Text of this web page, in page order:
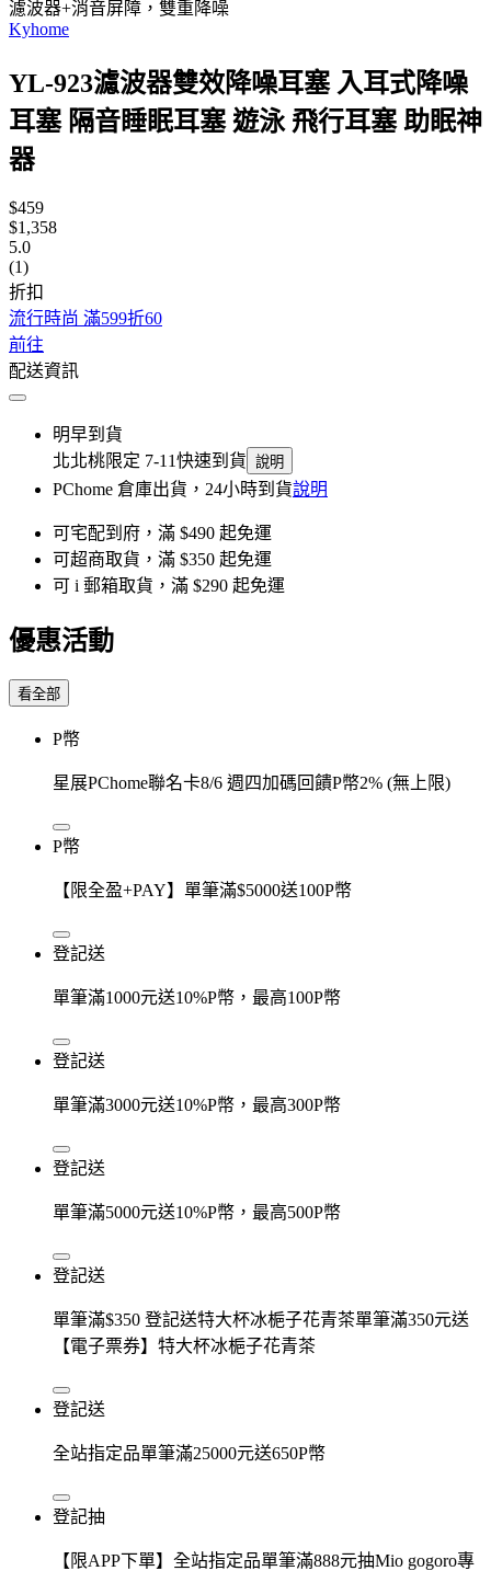
濾波器+消音屏障，雙重降噪
Kyhome
YL-923濾波器雙效降噪耳塞 入耳式降噪
耳塞 隔音睡眠耳塞 遊泳 飛行耳塞 助眠神
器
$459
$1,358
5.0
(1)
折扣
流行時尚 滿599折60
前往
配送資訊
明早到貨
北北桃限定 7-11快速到貨 說明
PChome 倉庫出貨，24小時到貨說明
可宅配到府，滿 $490 起免運
可超商取貨，滿 $350 起免運
可 i 郵箱取貨，滿 $290 起免運
優惠活動
看全部
P幣
星展PChome聯名卡8/6 週四加碼回饋P幣2% (無上限)
P幣
【限全盈+PAY】單筆滿$5000送100P幣
登記送
單筆滿1000元送10%P幣，最高100P幣
登記送
單筆滿3000元送10%P幣，最高300P幣
登記送
單筆滿5000元送10%P幣，最高500P幣
登記送
單筆滿$350 登記送特大杯冰梔子花青茶單筆滿350元送
【電子票券】特大杯冰梔子花青茶
登記送
全站指定品單筆滿25000元送650P幣
登記抽
【限APP下單】全站指定品單筆滿888元抽Mio gogoro專